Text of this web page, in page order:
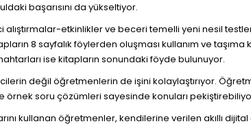
başarısını da yükseltiyor.
etkinlikler ve beceri temelli yeni nesil testler
8 sayfalık föylerden oluşması kullanım ve
ise kitapların sonundaki föyde bulunuyor.
değil öğretmenlerin de işini kolaylaştırıyor.
örnek soru çözümleri sayesinde konuları
kullanan öğretmenler, kendilerine verilen akıllı